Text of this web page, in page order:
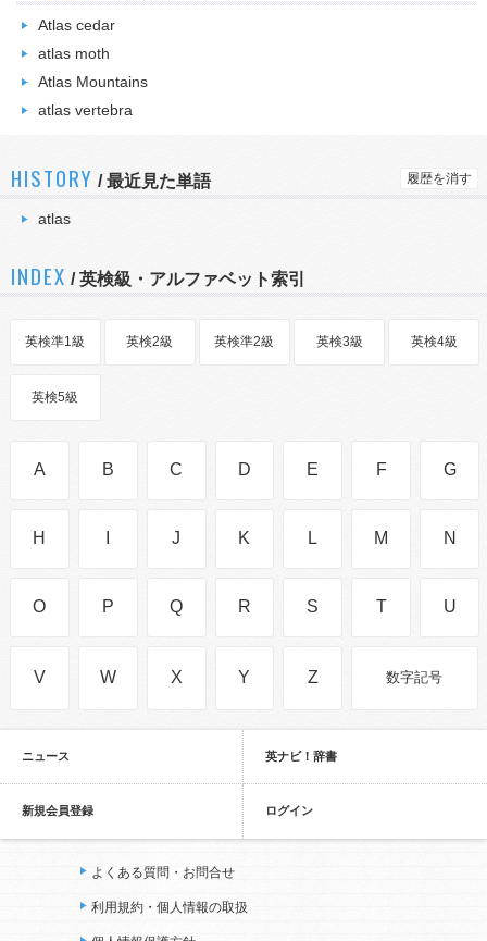
Atlas cedar
atlas moth
Atlas Mountains
atlas vertebra
HISTORY /最近見た単語 履歴を消す
atlas
INDEX / 英検級・アルファベット索引
英検準1級 英検2級 英検準2級 英検3級 英検4級
英検5級
A B C D E F G
H J K L M N
O P Q R S T U
V W X Y Z 数字記号
ニュース 英ナビ！辞書
新規会員登録 ログイン
よくある質問・お問合せ
利用規約・個人情報の取扱